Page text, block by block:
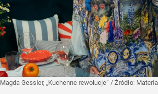
Magda Gessler, „Kuchenne rewolucje” / Źródło: